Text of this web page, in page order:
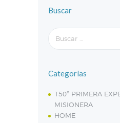
Buscar
Buscar:
Categorías
150º PRIMERA
MISIONERA
HOME